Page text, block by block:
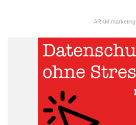
ARKM.marketing